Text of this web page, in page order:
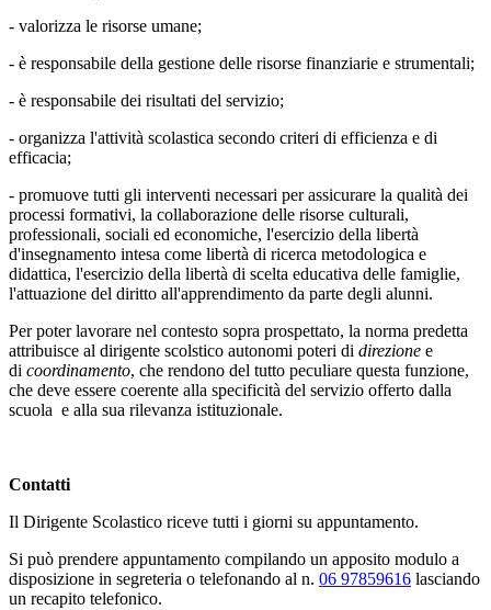
- valorizza le risorse umane;
- è responsabile della gestione delle risorse finanziarie e strumentali;
- è responsabile dei risultati del servizio;
- organizza l'attività scolastica secondo criteri di efficienza e di
efficacia;
- promuove tutti gli interventi necessari per assicurare la qualità dei
processi formativi, la collaborazione delle risorse culturali,
professionali, sociali ed economiche, l'esercizio della libertà
d'insegnamento intesa come libertà di ricerca metodologica e
didattica, l'esercizio della libertà di scelta educativa delle famiglie,
l'attuazione del diritto all'apprendimento da parte degli alunni.
Per poter lavorare nel contesto sopra prospettato, la norma predetta
attribuisce al dirigente scolstico autonomi poteri di direzione e
di coordinamento, che rendono del tutto peculiare questa funzione,
che deve essere coerente alla specificità del servizio offerto dalla
scuola e alla sua rilevanza istituzionale.
Contatti
Il Dirigente Scolastico riceve tutti i giorni su appuntamento.
Si può prendere appuntamento compilando un apposito modulo a
disposizione in segreteria o telefonando al n. 06 97859616 lasciando
un recapito telefonico.